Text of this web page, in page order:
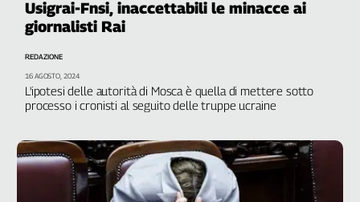
Usigrai-Fnsi, inaccettabili le minacce ai
giornalisti Rai
L'ipotesi delle autorità di Mosca è quella di mettere sotto
processo i cronisti al seguito delle truppe ucraine
REDAZIONE
16 AGOSTO, 2024